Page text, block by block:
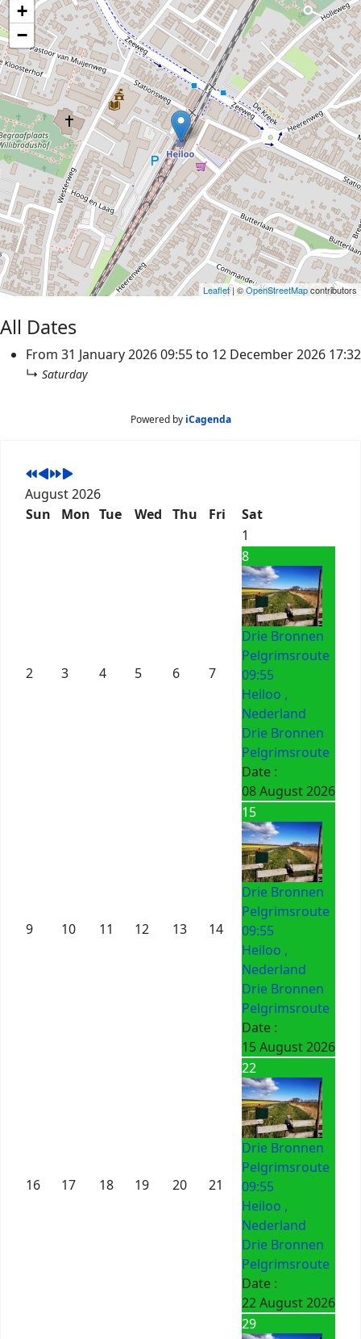
+
−
Leaflet| ©OpenStreetMapcontributors
All Dates
From 31 January 202609:55to 12 December 2026 17:32
↳ Saturday
Powered by iCagenda
August 2026
Sun
Mon Tue Wed Thu Fri
Sat
1
2 3 4 5 6 7
8
Drie Bronnen
Pelgrimsroute
09:55
Heiloo ,
Nederland
Drie Bronnen
Pelgrimsroute
Date :
08 August 2026
9 10 11 12 13 14
15
Drie Bronnen
Pelgrimsroute
09:55
Heiloo ,
Nederland
Drie Bronnen
Pelgrimsroute
Date :
15 August 2026
16 17 18 19 20 21
22
Drie Bronnen
Pelgrimsroute
09:55
Heiloo ,
Nederland
Drie Bronnen
Pelgrimsroute
Date :
22 August 2026
29